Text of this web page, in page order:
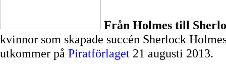
Från Holmes till
kvinnor som skapade succén Sherlock
utkommer på Piratförlaget 21 augusti 2013.